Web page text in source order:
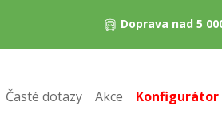
Doprava nad 5
Časté dotazy Akce Konfigurátor